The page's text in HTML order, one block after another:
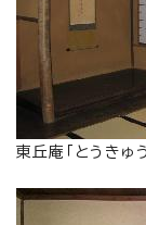
東丘庵「とうきゅ